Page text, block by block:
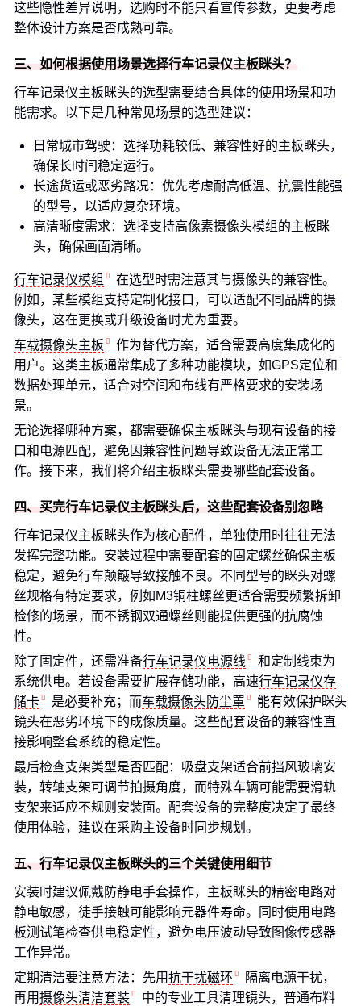
这些隐性差异说明，选购时不能只看宣传参数，更要考虑
整体设计方案是否成熟可靠。
三、如何根据使用场景选择行车记录仪主板眯头？
行车记录仪主板眯头的选型需要结合具体的使用场景和功
能需求。以下是几种常见场景的选型建议：
日常城市驾驶：选择功耗较低、兼容性好的主板眯头，
确保长时间稳定运行。
长途货运或恶劣路况：优先考虑耐高低温、抗震性能强
的型号，以适应复杂环境。
高清晰度需求：选择支持高像素摄像头模组的主板眯
头，确保画面清晰。
行车记录仪模组
在选型时需注意其与摄像头的兼容性。
例如，某些模组支持定制化接口，可以适配不同品牌的摄
像头，这在更换或升级设备时尤为重要。
车载摄像头主板
作为替代方案，适合需要高度集成化的
用户。这类主板通常集成了多种功能模块，如GPS定位和
数据处理单元，适合对空间和布线有严格要求的安装场
景。
无论选择哪种方案，都需要确保主板眯头与现有设备的接
口和电源匹配，避免因兼容性问题导致设备无法正常工
作。接下来，我们将介绍主板眯头需要哪些配套设备。
四、买完行车记录仪主板眯头后，这些配套设备别忽略
行车记录仪主板眯头作为核心配件，单独使用时往往无法
发挥完整功能。安装过程中需要配套的固定螺丝确保主板
稳定，避免行车颠簸导致接触不良。不同型号的眯头对螺
丝规格有特定要求，例如M3铜柱螺丝更适合需要频繁拆卸
检修的场景，而不锈钢双通螺丝则能提供更强的抗腐蚀
性。
除了固定件，还需准备行车记录仪电源线
和定制线束为
系统供电。若设备需要扩展存储功能，高速行车记录仪存
储卡
是必要补充；而车载摄像头防尘罩
能有效保护眯头
镜头在恶劣环境下的成像质量。这些配套设备的兼容性直
接影响整套系统的稳定性。
最后检查支架类型是否匹配：吸盘支架适合前挡风玻璃安
装，转轴支架可调节拍摄角度，而特殊车辆可能需要滑轨
支架来适应不规则安装面。配套设备的完整度决定了最终
使用体验，建议在采购主设备时同步规划。
五、行车记录仪主板眯头的三个关键使用细节
安装时建议佩戴防静电手套操作，主板眯头的精密电路对
静电敏感，徒手接触可能影响元器件寿命。同时使用电路
板测试笔检查供电稳定性，避免电压波动导致图像传感器
工作异常。
定期清洁要注意方法：先用抗干扰磁环
隔离电源干扰，
再用摄像头清洁套装
中的专业工具清理镜头，普通布料